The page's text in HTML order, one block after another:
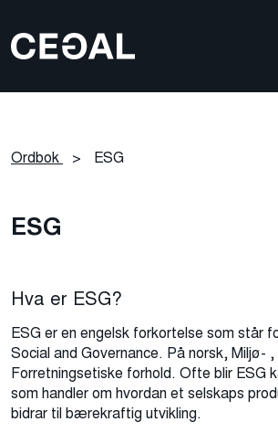
Ordbok > ESG
ESG
Hva er ESG?
ESG er en engelsk forkortelse som står
Social and Governance. På norsk, Miljø-
Forretningsetiske forhold. Ofte blir ESG
som handler om hvordan et selskaps
bidrar til bærekraftig utvikling.